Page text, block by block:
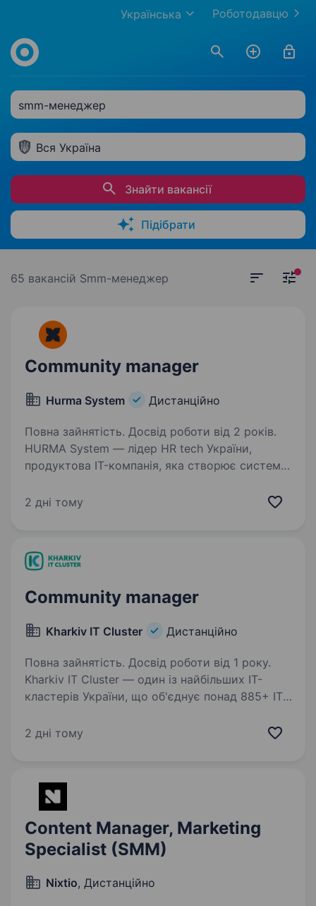
Роботодавцю
Українська
smm-менеджер
Вся Україна
Знайти вакансії
Підібрати
65 вакансій Smm-менеджер
Community manager
Hurma System Дистанційно
Повна зайнятість. Досвід роботи від 2 років.
HURMA System — лідер HR tech України,
продуктова IT-компанія, яка створює систему
цілями з використанням штучного інтелекту.
2 дні тому
Community manager
Kharkiv IT Cluster Дистанційно
Повна зайнятість. Досвід роботи від 1 року.
Kharkiv IT Cluster — один із найбільших ІТ-
кластерів України, що об'єднує понад 885+ ІТ-
компанії, команди та ініціативи навколо
2 дні тому
Content Manager, Marketing
Specialist (SMM)
Nixtio, Дистанційно